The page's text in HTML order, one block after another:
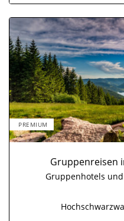
PREMIUM
Gruppenreisen
Gruppenhotels